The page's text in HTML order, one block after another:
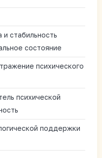
стабильность
состояние
психического
психической
поддержки